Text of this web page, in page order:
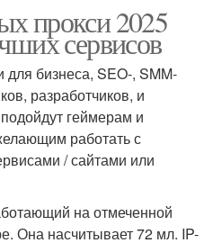
прокси 2025
сервисов
бизнеса, SEO-, SMM-
разработчиков, и
геймерам и
работать с
/ сайтами или
на отмеченной
Она насчитывает 72 мл. IP-